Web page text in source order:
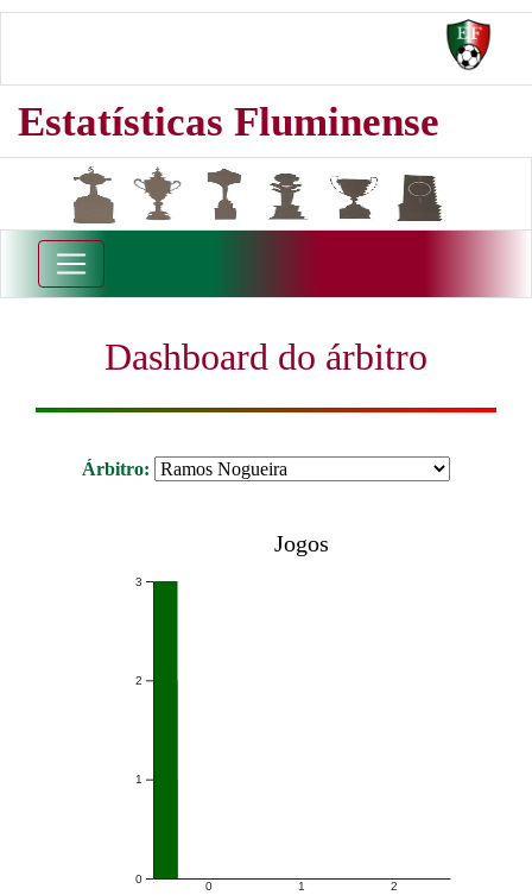
Estatísticas Fluminense
Dashboard do árbitro
Árbitro:
0 1 2
0
1
2
3
Jogos